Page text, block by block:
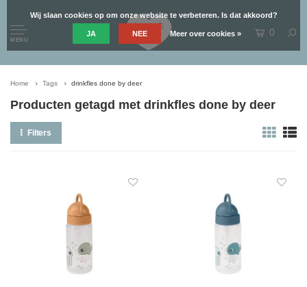
MENU
0
Home Tags drinkfles done by deer
Producten getagd met drinkfles done by deer
Filters
Wij slaan cookies op om onze website te verbeteren. Is dat akkoord?
JA NEE Meer over cookies »